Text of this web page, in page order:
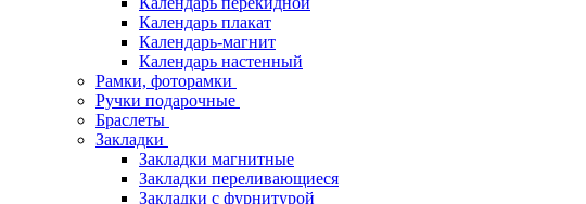
Календарь плакат
Календарь-магнит
Календарь настенный
Рамки, фоторамки
Ручки подарочные
Браслеты
Закладки
Закладки магнитные
Закладки переливающиеся
Закладки с фурнитурой